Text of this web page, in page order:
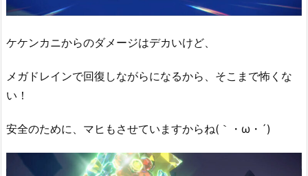
ケケンカニからのダメージはデカいけど、
メガドレインで回復しながらになるから、そこまで怖くな
い！
安全のために、マヒもさせていますからね(｀・ω・´)